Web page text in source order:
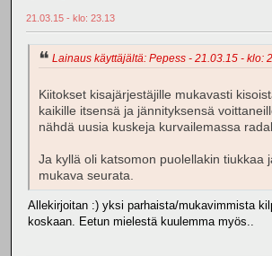
21.03.15 - klo: 23.13
Lainaus käyttäjältä: Pepess - 21.03.15 - klo:
Kiitokset kisajärjestäjille mukavasti
kaikille itsensä ja jännityksensä
nähdä uusia kuskeja kurvailemassa
Ja kyllä oli katsomon puolellakin tiukkaa
mukava seurata.
Allekirjoitan :) yksi parhaista/mukavimmista
koskaan. Eetun mielestä kuulemma myös..